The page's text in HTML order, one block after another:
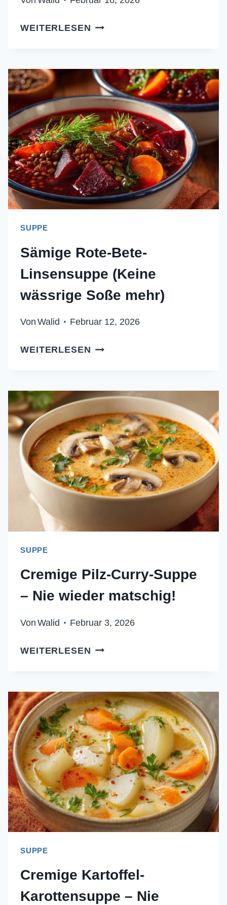
WEITERLESEN CREMIGE
SUPPE
(NIE
WIEDER
MATSCHIGE
KARTOFFELN!)
SUPPE
Sämige Rote-Bete-
Linsensuppe (Keine
wässrige Soße mehr)
Von Walid Februar 12, 2026
WEITERLESEN SÄMIGE
LINSENSUPPE
(KEINE
WÄSSRIGE
SOSSE M
EHR)
SUPPE
Cremige Pilz-Curry-Suppe
– Nie wieder matschig!
Von Walid Februar 3, 2026
WEITERLESEN CREMIGE
SUPPE
–
NIE
WIEDER
MATSCHIG!
SUPPE
Cremige Kartoffel-
Karottensuppe – Nie